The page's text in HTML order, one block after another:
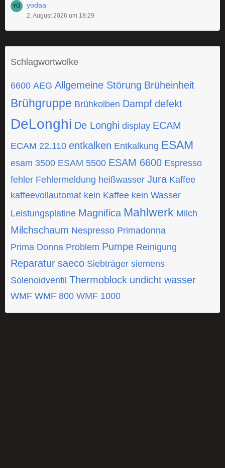
yodaa
2. August 2026 um 18:29
Schlagwortwolke
6600 AEG Allgemeine Störung Brüheinheit
Brühgruppe Brühkolben Dampf defekt
DeLonghi De Longhi display ECAM
ECAM 22.110 entkalken Entkalkung ESAM
esam 3500 ESAM 5500 ESAM 6600 Espresso
fehler Fehlermeldung heißwasser Jura Kaffee
kaffeevollautomat kein Kaffee kein Wasser
Leistungsplatine Magnifica Mahlwerk Milch
Milchschaum Nespresso Primadonna
Prima Donna Problem Pumpe Reinigung
Reparatur saeco Siebträger siemens
Solenoidventil Thermoblock undicht wasser
WMF WMF 800 WMF 1000